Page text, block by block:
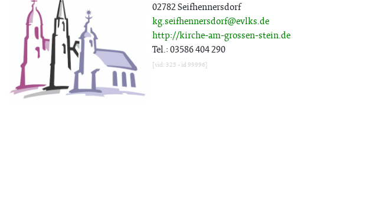
02782 Seifhennersdorf
kg.seifhennersdorf@evlks.de
http://kirche-am-grossen-stein.de
Tel.: 03586 404 290
[vid: 325 - id 99996]